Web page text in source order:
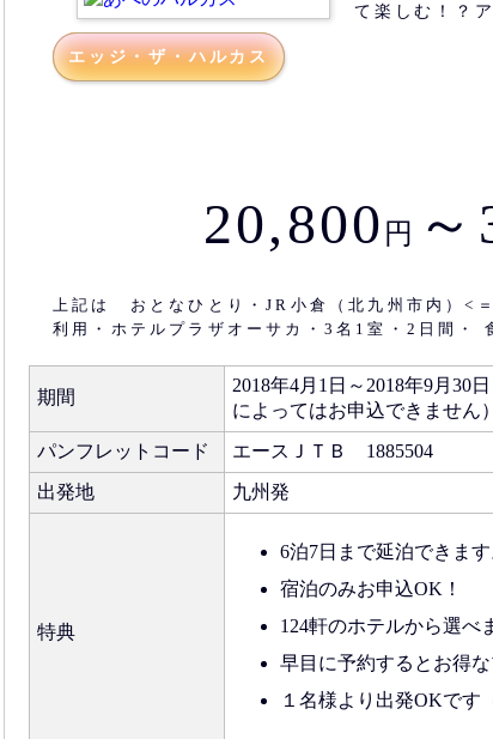
て楽しむ！？
エッジ・ザ・ハルカス
20,800 円
上記は おとなひとり・JR小倉（北九州市内）<
利用・ホテルプラザオーサカ・3名1室・2日間・
期間
2018年4月1日～2018年9月30
によってはお申込できません）
パンフレットコード
エースＪＴＢ 1885504
出発地
九州発
特典
6泊7日まで延泊できます
宿泊のみお申込OK！
124軒のホテルから選べ
早目に予約するとお得な
１名様より出発OKです